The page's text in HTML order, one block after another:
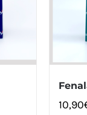
10,90